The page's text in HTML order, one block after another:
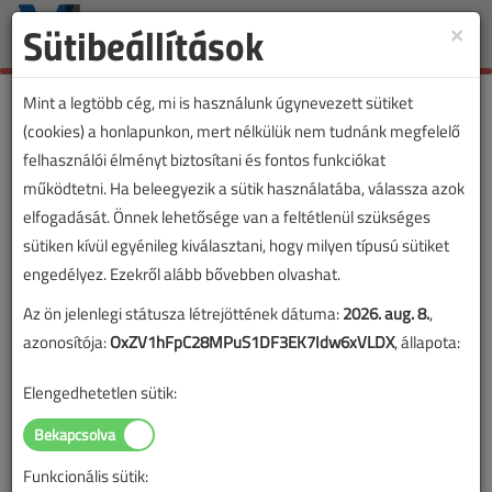
Toggle
×
Sütibeállítások
Mint a legtöbb cég, mi is használunk úgynevezett sütiket
(cookies) a honlapunkon, mert nélkülük nem tudnánk megfelelő
felhasználói élményt biztosítani és fontos funkciókat
működtetni. Ha beleegyezik a sütik használatába, válassza azok
elfogadását. Önnek lehetősége van a feltétlenül szükséges
sütiken kívül egyénileg kiválasztani, hogy milyen típusú sütiket
engedélyez. Ezekről alább bővebben olvashat.
Az ön jelenlegi státusza létrejöttének dátuma:2026. aug. 8.,
azonosítója:OxZV1hFpC28MPuS1DF3EK7Idw6xVLDX, állapota:
Elengedhetetlen sütik:
Funkcionális sütik: